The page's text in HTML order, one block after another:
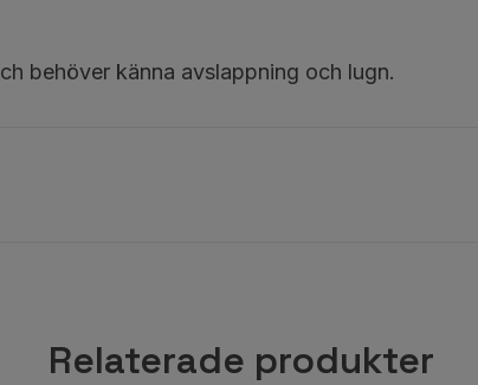
behöver känna avslappning och lugn.
Relaterade produkter